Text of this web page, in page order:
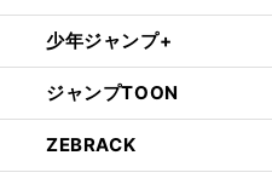
少年ジャンプ+
ジャンプTOON
ZEBRACK